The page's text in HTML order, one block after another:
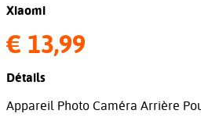
Xiaomi
€ 13,99
Détails
Appareil Photo Caméra Arrière